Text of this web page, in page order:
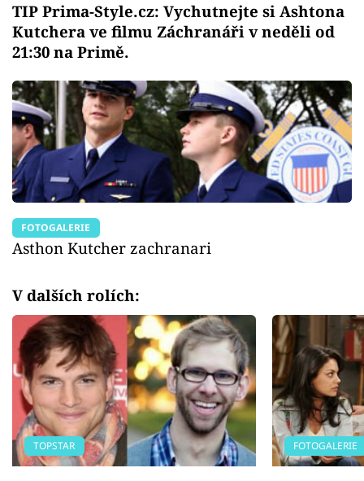
TIP Prima-Style.cz: Vychutnejte si Ashtona
Kutchera ve filmu Záchranáři v neděli od
21:30 na Primě.
FOTOGALERIE
Asthon Kutcher zachranari
V dalších rolích:
TOPSTAR FOTOGALERIE